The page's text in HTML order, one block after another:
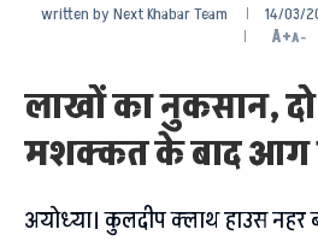
written byNext Khabar Team 14/03/
A+A-
लाखों का नुकसान,
मशक्कत के बाद आग
अयोध्या। कुलदीप क्लाथ हाउस नहर